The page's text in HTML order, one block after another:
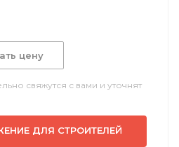
цену
свяжутся с вами и уточнят
ДЛЯ СТРОИТЕЛЕЙ